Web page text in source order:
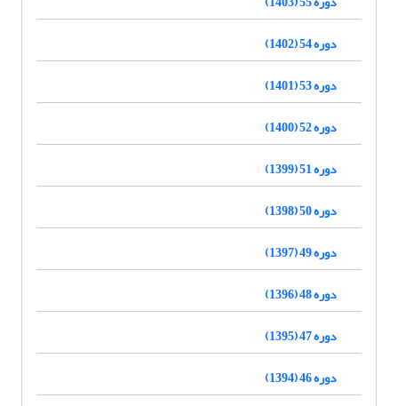
دوره 54 (1402)
دوره 53 (1401)
دوره 52 (1400)
دوره 51 (1399)
دوره 50 (1398)
دوره 49 (1397)
دوره 48 (1396)
دوره 47 (1395)
دوره 46 (1394)